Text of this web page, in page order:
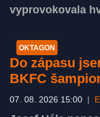
vyprovokovala
OKTAGON
Do zápasu
BKFC
07. 08. 2026 15:00